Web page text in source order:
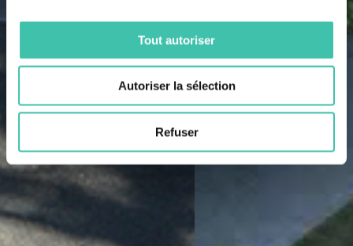
Tout autoriser
Autoriser la sélection
Refuser